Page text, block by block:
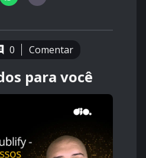
0 Comentar
para você